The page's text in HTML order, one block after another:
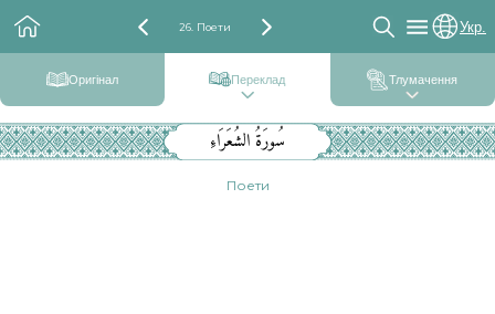
26. Поети Укр.
Оригінал Переклад Тлумачення
سُورَةُ الشُعَرَاءِ
Поети